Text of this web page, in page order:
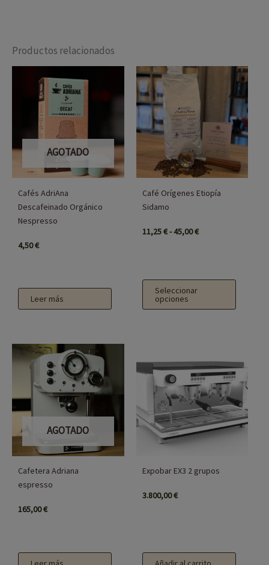
Productos relacionados
AGOTADO
Cafés AdriAna
Descafeinado Orgánico
Nespresso
4,50€
Leer más
Café Orígenes Etiopía
Sidamo
11,25€- 45,00€
Rango
de
precios:
desde
11,25 €
hasta
45,00 €
Seleccionar
opciones
Este
producto
tiene
múltiples
variantes.
opciones
se
pueden
elegir
producto
AGOTADO
Cafetera Adriana
espresso
165,00€
Expobar EX3 2 grupos
3.800,00€